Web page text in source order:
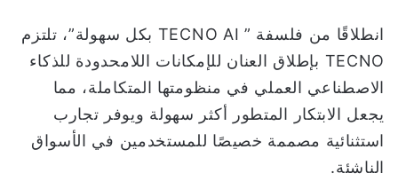
انطلاقًا من فلسفة ” TECNO AI بكل سهولة”، تلتزم
TECNO بإطلاق العنان للإمكانات اللامحدودة للذكاء
الاصطناعي العملي في منظومتها المتكاملة، مما
يجعل الابتكار المتطور أكثر سهولة ويوفر تجارب
استثنائية مصممة خصيصًا للمستخدمين في الأسواق
الناشئة.